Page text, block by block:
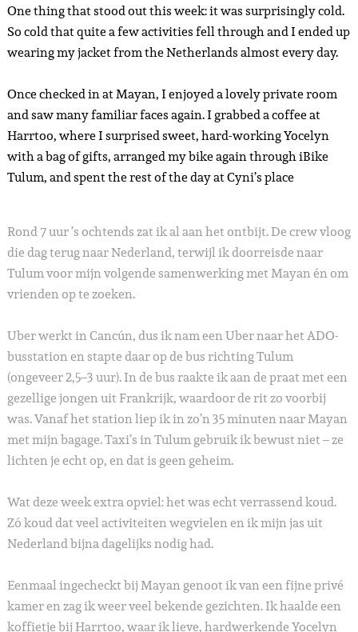
One thing that stood out this week: it was surprisingly cold.
So cold that quite a few activities fell through and I ended up
wearing my jacket from the Netherlands almost every day.
Once checked in at Mayan, I enjoyed a lovely private room
and saw many familiar faces again. I grabbed a coffee at
Harrtoo, where I surprised sweet, hard-working Yocelyn
with a bag of gifts, arranged my bike again through iBike
Tulum, and spent the rest of the day at Cyni’s place
Rond 7 uur ’s ochtends zat ik al aan het ontbijt. De crew vloog
die dag terug naar Nederland, terwijl ik doorreisde naar
Tulum voor mijn volgende samenwerking met Mayan én om
vrienden op te zoeken.
Uber werkt in Cancún, dus ik nam een Uber naar het ADO-
busstation en stapte daar op de bus richting Tulum
(ongeveer 2,5–3 uur). In de bus raakte ik aan de praat met een
gezellige jongen uit Frankrijk, waardoor de rit zo voorbij
was. Vanaf het station liep ik in zo’n 35 minuten naar Mayan
met mijn bagage. Taxi’s in Tulum gebruik ik bewust niet – ze
lichten je echt op, en dat is geen geheim.
Wat deze week extra opviel: het was echt verrassend koud.
Zó koud dat veel activiteiten wegvielen en ik mijn jas uit
Nederland bijna dagelijks nodig had.
Eenmaal ingecheckt bij Mayan genoot ik van een fijne privé
kamer en zag ik weer veel bekende gezichten. Ik haalde een
koffietje bij Harrtoo, waar ik lieve, hardwerkende Yocelyn